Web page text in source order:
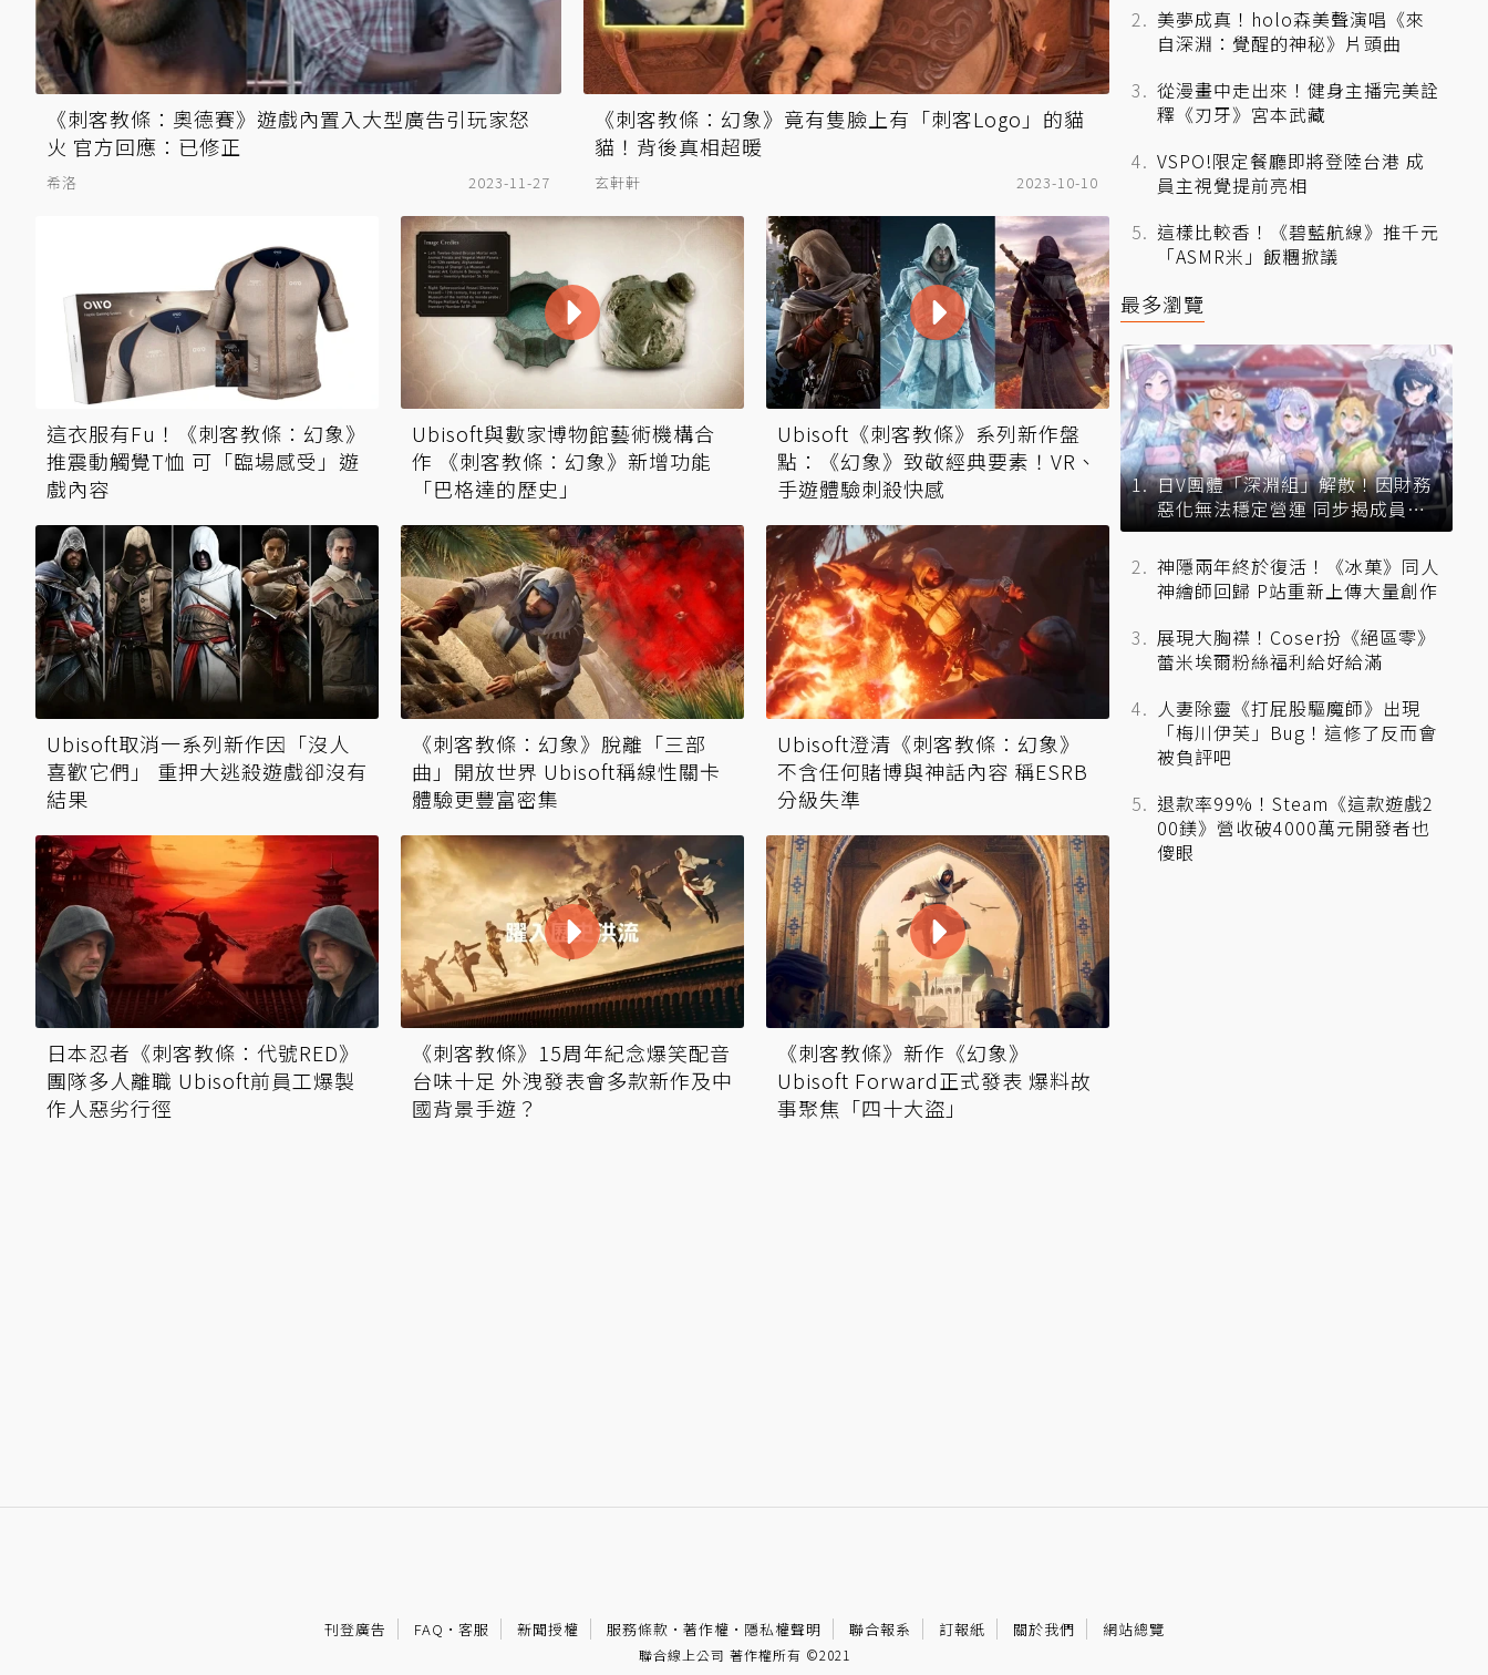
《刺客教條：奧德賽》遊戲內置入大型廣告引玩家怒
火 官方回應：已修正
希洛 2023-11-27
《刺客教條：幻象》竟有隻臉上有「刺客Logo」的貓
貓！背後真相超暖
玄軒軒 2023-10-10
這衣服有Fu！《刺客教條：幻象》
推震動觸覺T恤 可「臨場感受」遊
戲內容
Ubisoft與數家博物館藝術機構合
作 《刺客教條：幻象》新增功能
「巴格達的歷史」
Ubisoft《刺客教條》系列新作盤
點：《幻象》致敬經典要素！VR、
手遊體驗刺殺快感
Ubisoft取消一系列新作因「沒人
喜歡它們」 重押大逃殺遊戲卻沒有
結果
《刺客教條：幻象》脫離「三部
曲」開放世界 Ubisoft稱線性關卡
體驗更豐富密集
Ubisoft澄清《刺客教條：幻象》
不含任何賭博與神話內容 稱ESRB
分級失準
日本忍者《刺客教條：代號RED》
團隊多人離職 Ubisoft前員工爆製
作人惡劣行徑
《刺客教條》15周年紀念爆笑配音
台味十足 外洩發表會多款新作及中
國背景手遊？
《刺客教條》新作《幻象》
Ubisoft Forward正式發表 爆料故
事聚焦「四十大盜」
美夢成真！holo森美聲演唱《來
自深淵：覺醒的神秘》片頭曲
從漫畫中走出來！健身主播完美詮
釋《刃牙》宮本武藏
VSPO!限定餐廳即將登陸台港 成
員主視覺提前亮相
這樣比較香！《碧藍航線》推千元
「ASMR米」飯糰掀議
最多瀏覽
日V團體「深淵組」解散！因財務
惡化無法穩定營運 同步揭成員未
來去向
神隱兩年終於復活！《冰菓》同人
神繪師回歸 P站重新上傳大量創作
展現大胸襟！Coser扮《絕區零》
蕾米埃爾粉絲福利給好給滿
人妻除靈《打屁股驅魔師》出現
「梅川伊芙」Bug！這修了反而會
被負評吧
退款率99%！Steam《這款遊戲2
00鎂》營收破4000萬元開發者也
傻眼
刊登廣告 FAQ · 客服 新聞授權 服務條款 · 著作權 · 隱私權聲明 聯合報系 訂報紙 關於我們 網站總覽
聯合線上公司 著作權所有 ©2021